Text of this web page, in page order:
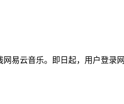
云音乐。即日起，用户登录